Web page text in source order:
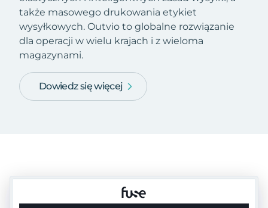
także masowego drukowania etykiet
wysyłkowych. Outvio to globalne rozwiązanie
dla operacji w wielu krajach i z wieloma
magazynami.
Dowiedz się więcej